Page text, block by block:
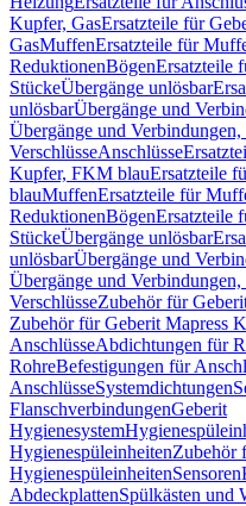
Kupfer, GasErsatzteile für
GasMuffenErsatzteile für
ReduktionenBögenErsatzteile
StückeÜbergänge unlösbar
unlösbarÜbergänge und
Übergänge und Verbindungen,
VerschlüsseAnschlüsse
Kupfer, FKM blauErsatzteile
blauMuffenErsatzteile für
ReduktionenBögenErsatzteile
StückeÜbergänge unlösbar
unlösbarÜbergänge und
Übergänge und Verbindungen,
VerschlüsseZubehör für
Zubehör für Geberit Mapress
AnschlüsseAbdichtungen für
RohreBefestigungen für
AnschlüsseSystemdichtungen
FlanschverbindungenGeberit
Hygienesystem
HygienespüleinheitenZubehör
HygienespüleinheitenSensoren
AbdeckplattenSpülkästen und